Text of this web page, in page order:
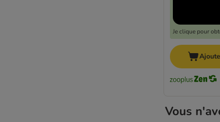
Je clique pour
Vous